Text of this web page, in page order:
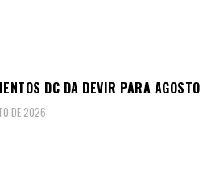
DC DA DEVIR PARA AGOSTO
DE 2026